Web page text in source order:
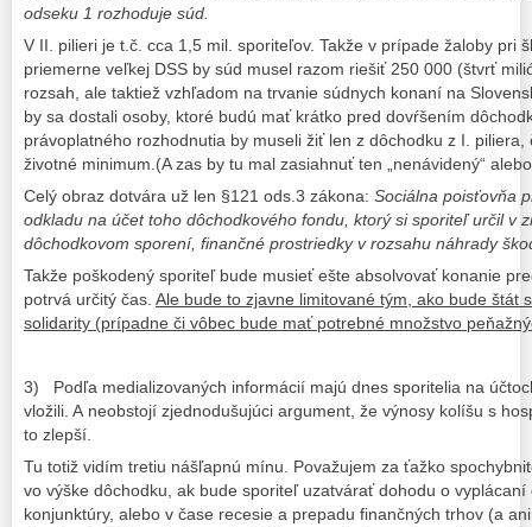
odseku 1 rozhoduje súd.
V II. pilieri je t.č. cca 1,5 mil. sporiteľov. Takže v prípade žaloby pri
priemerne veľkej DSS by súd musel razom riešiť 250 000 (štvrť
rozsah, ale taktiež vzhľadom na trvanie súdnych konaní na
by sa dostali osoby, ktoré budú mať krátko pred dovŕšením
právoplatného rozhodnutia by museli žiť len z dôchodku z I.
životné minimum.(A zas by tu mal zasiahnuť ten „nenávidený“
Celý obraz dotvára už len §121 ods.3 zákona: Sociálna poisťovňa
odkladu na účet toho dôchodkového fondu, ktorý si sporiteľ určil v
dôchodkovom sporení, finančné prostriedky v rozsahu náhrady
Takže poškodený sporiteľ bude musieť ešte absolvovať konanie
potrvá určitý čas. Ale bude to zjavne limitované tým, ako bude štát
solidarity (prípadne či vôbec bude mať potrebné množstvo
3) Podľa medializovaných informácií majú dnes sporitelia na
vložili. A neobstojí zjednodušujúci argument, že výnosy kolíšu s
to zlepší.
Tu totiž vidím tretiu nášľapnú mínu. Považujem za ťažko
vo výške dôchodku, ak bude sporiteľ uzatvárať dohodu o
konjunktúry, alebo v čase recesie a prepadu finančných trhov (a